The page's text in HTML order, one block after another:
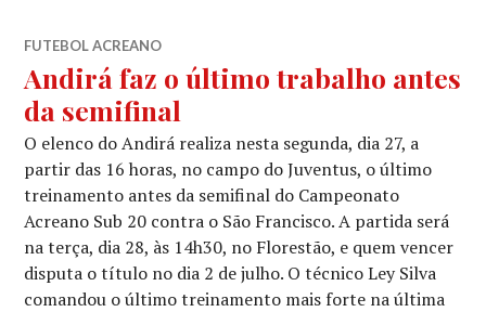
FUTEBOL ACREANO
Andirá faz o último trabalho antes
da semifinal
O elenco do Andirá realiza nesta segunda, dia 27, a
partir das 16 horas, no campo do Juventus, o último
treinamento antes da semifinal do Campeonato
Acreano Sub 20 contra o São Francisco. A partida será
na terça, dia 28, às 14h30, no Florestão, e quem vencer
disputa o título no dia 2 de julho. O técnico Ley Silva
comandou o último treinamento mais forte na última